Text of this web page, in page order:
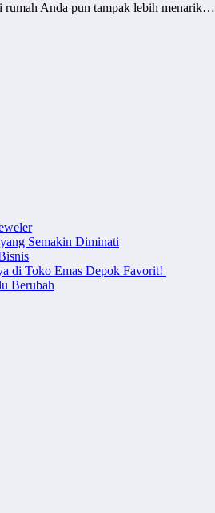
rumah Anda pun tampak lebih menarik…
Semakin Diminati
di Toko Emas Depok Favorit!
Berubah